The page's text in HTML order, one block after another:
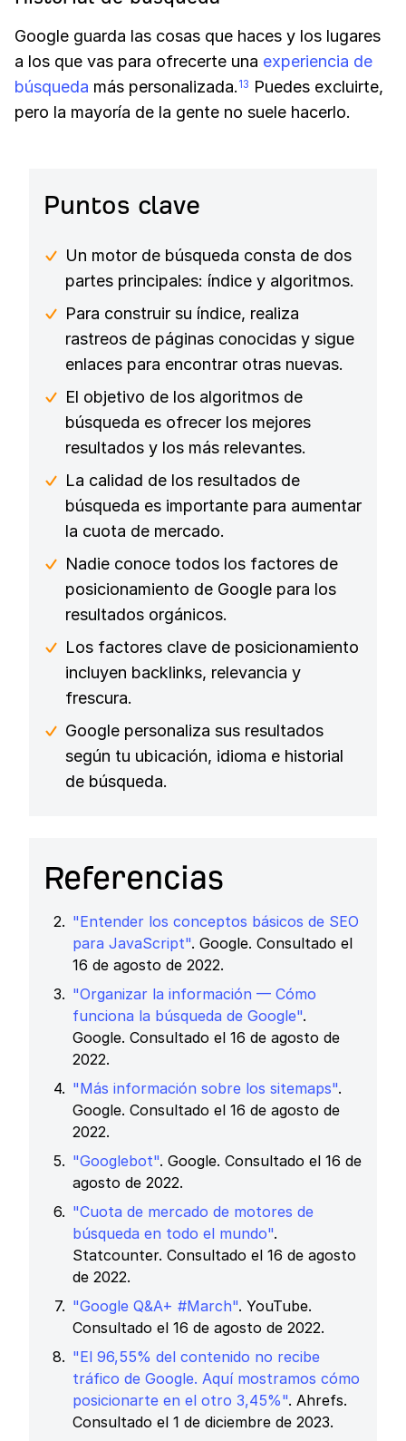
Google guarda las cosas que haces y los lugares
a los que vas para ofrecerte una experiencia de
búsqueda más personalizada. 13 Puedes excluirte,
pero la mayoría de la gente no suele hacerlo.
Puntos clave
Un motor de búsqueda consta de dos
partes principales: índice y algoritmos.
Para construir su índice, realiza
rastreos de páginas conocidas y sigue
enlaces para encontrar otras nuevas.
El objetivo de los algoritmos de
búsqueda es ofrecer los mejores
resultados y los más relevantes.
La calidad de los resultados de
búsqueda es importante para aumentar
la cuota de mercado.
Nadie conoce todos los factores de
posicionamiento de Google para los
resultados orgánicos.
Los factores clave de posicionamiento
incluyen backlinks, relevancia y
frescura.
Google personaliza sus resultados
según tu ubicación, idioma e historial
de búsqueda.
Referencias
"Entender los conceptos básicos de SEO
para JavaScript". Google. Consultado el
16 de agosto de 2022.
"Organizar la información — Cómo
funciona la búsqueda de Google".
Google. Consultado el 16 de agosto de
2022.
"Más información sobre los sitemaps".
Google. Consultado el 16 de agosto de
2022.
"Googlebot". Google. Consultado el 16 de
agosto de 2022.
"Cuota de mercado de motores de
búsqueda en todo el mundo".
Statcounter. Consultado el 16 de agosto
de 2022.
"Google Q&A+ #March". YouTube.
Consultado el 16 de agosto de 2022.
"El 96,55% del contenido no recibe
tráfico de Google. Aquí mostramos cómo
posicionarte en el otro 3,45%". Ahrefs.
Consultado el 1 de diciembre de 2023.